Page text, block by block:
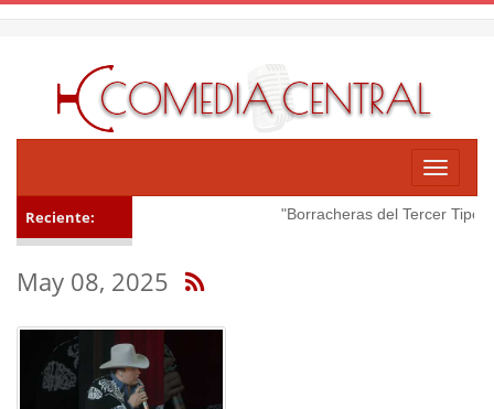
Toggle
Reciente: "Borracheras del Tercer Tipo
May 08, 2025